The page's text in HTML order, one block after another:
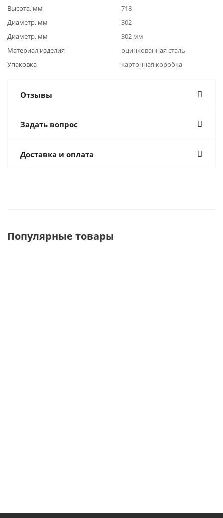
Высота, мм
718
Диаметр, мм
302
Диаметр, мм
302 мм
Материал изделия
оцинкованная сталь
Упаковка
картонная коробка
Отзывы
Задать вопрос
Доставка и оплата
Популярные товары